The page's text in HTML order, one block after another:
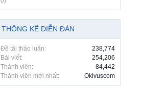
THỐNG KÊ DIỄN ĐÀN
Đề tài thảo luận:
238,774
Bài viết:
254,206
Thành viên:
84,442
Thành viên mới nhất:
Oklvuscom